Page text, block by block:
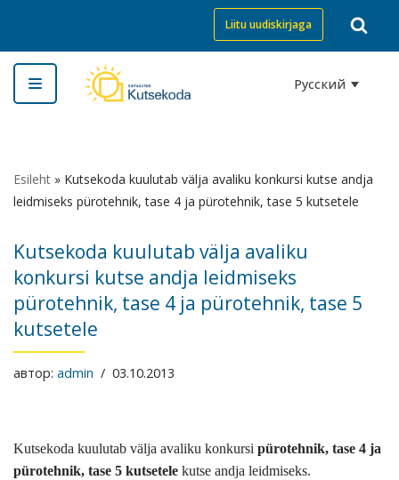
Перейти
к
содержимому
Liitu uudiskirjaga
Русский
Esileht » Kutsekoda kuulutab välja avaliku konkursi kutse andja
leidmiseks pürotehnik, tase 4 ja pürotehnik, tase 5 kutsetele
Kutsekoda kuulutab välja avaliku
konkursi kutse andja leidmiseks
pürotehnik, tase 4 ja pürotehnik, tase 5
kutsetele
автор: admin 03.10.2013
Kutsekoda kuulutab välja avaliku konkursi pürotehnik, tase 4 ja
pürotehnik, tase 5 kutsetele kutse andja leidmiseks.